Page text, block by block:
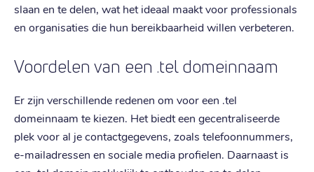
slaan en te delen, wat het ideaal maakt voor professionals
en organisaties die hun bereikbaarheid willen verbeteren.
Voordelen van een .tel domeinnaam
Er zijn verschillende redenen om voor een .tel
domeinnaam te kiezen. Het biedt een gecentraliseerde
plek voor al je contactgegevens, zoals telefoonnummers,
e-mailadressen en sociale media profielen. Daarnaast is